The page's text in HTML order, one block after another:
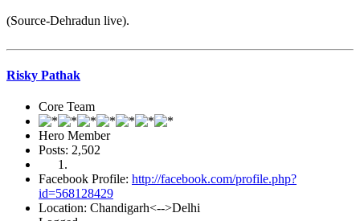
(Source-Dehradun live).
Risky Pathak
Core Team
Hero Member
Posts: 2,502
Facebook Profile: http://facebook.com/profile.php?
id=568128429
Location: Chandigarh<-->Delhi